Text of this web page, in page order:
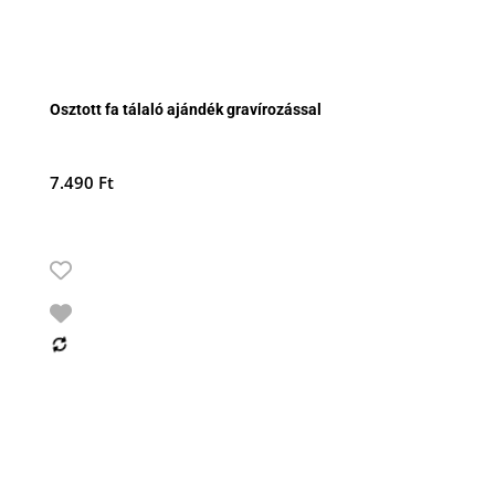
Osztott fa tálaló ajándék gravírozással
7.490 Ft